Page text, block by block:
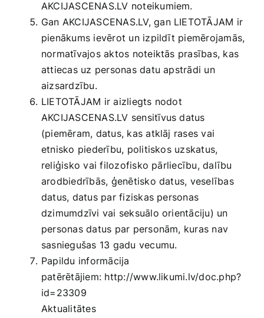
AKCIJASCENAS.LV noteikumiem.
Gan AKCIJASCENAS.LV, gan LIETOTĀJAM ir
pienākums ievērot un izpildīt piemērojamās,
normatīvajos aktos noteiktās prasības, kas
attiecas uz personas datu apstrādi un
aizsardzību.
LIETOTĀJAM ir aizliegts nodot
AKCIJASCENAS.LV sensitīvus datus
(piemēram, datus, kas atklāj rases vai
etnisko piederību, politiskos uzskatus,
reliģisko vai filozofisko pārliecību, dalību
arodbiedrībās, ģenētisko datus, veselības
datus, datus par fiziskas personas
dzimumdzīvi vai seksuālo orientāciju) un
personas datus par personām, kuras nav
sasniegušas 13 gadu vecumu.
Papildu informācija
patērētājiem: http://www.likumi.lv/doc.php?
id=23309
Aktualitātes